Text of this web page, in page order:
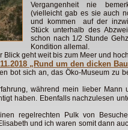
Vergangenheit nie
(vielleicht gab es sie auch
und kommen auf der
Stück unterhalb des
schon nach 1/2 Stunde
Kondition allemal.
geht weit bis zum Meer und
„Rund um den dicken
bot sich an, das Öko-Museum zu
während mein lieber Mann
haben. Ebenfalls nachzulesen
regelrechten Pulk von
und ich waren somit dann